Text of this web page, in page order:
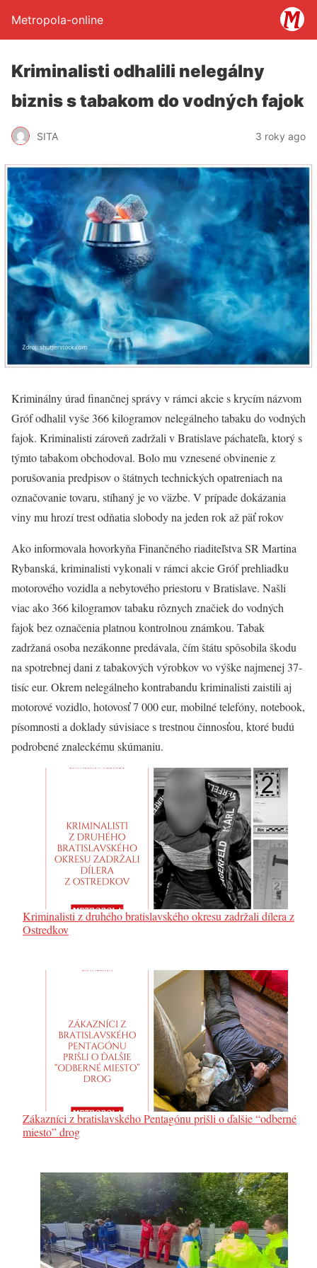
Metropola-online
Kriminalisti odhalili nelegálny
biznis s tabakom do vodných fajok
SITA 3 roky ago
Kriminálny úrad finančnej správy v rámci akcie s krycím názvom
Gróf odhalil vyše 366 kilogramov nelegálneho tabaku do vodných
fajok. Kriminalisti zároveň zadržali v Bratislave páchateľa, ktorý s
týmto tabakom obchodoval. Bolo mu vznesené obvinenie z
porušovania predpisov o štátnych technických opatreniach na
označovanie tovaru, stíhaný je vo väzbe. V prípade dokázania
viny mu hrozí trest odňatia slobody na jeden rok až päť rokov
Ako informovala hovorkyňa Finančného riaditeľstva SR Martina
Rybanská, kriminalisti vykonali v rámci akcie Gróf prehliadku
motorového vozidla a nebytového priestoru v Bratislave. Našli
viac ako 366 kilogramov tabaku rôznych značiek do vodných
fajok bez označenia platnou kontrolnou známkou. Tabak
zadržaná osoba nezákonne predávala, čím štátu spôsobila škodu
na spotrebnej dani z tabakových výrobkov vo výške najmenej 37-
tisíc eur. Okrem nelegálneho kontrabandu kriminalisti zaistili aj
motorové vozidlo, hotovosť 7 000 eur, mobilné telefóny, notebook,
písomnosti a doklady súvisiace s trestnou činnosťou, ktoré budú
podrobené znaleckému skúmaniu.
Kriminalisti z druhého bratislavského okresu zadržali dílera z
Ostredkov
Zákazníci z bratislavského Pentagónu prišli o ďalšie “odberné
miesto” drog